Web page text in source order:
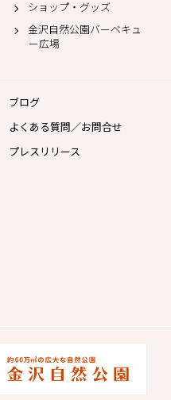
ショップ・グッズ
金沢自然公園バーベキュ
ー広場
ブログ
よくある質問／お問合せ
プレスリリース